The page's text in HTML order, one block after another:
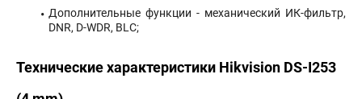
Дополнительные функции - механический ИК-фильтр,
DNR, D-WDR, BLC;
Технические характеристики Hikvision DS-I253